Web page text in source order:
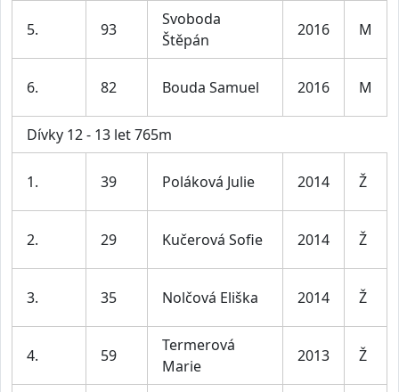
5. 93
Svoboda
Štěpán
2016 M
6. 82 Bouda Samuel 2016 M
Dívky 12 - 13 let 765m
1. 39 Poláková Julie 2014 Ž
2. 29 Kučerová Sofie 2014 Ž
3. 35 Nolčová Eliška 2014 Ž
4. 59
Termerová
Marie
2013 Ž